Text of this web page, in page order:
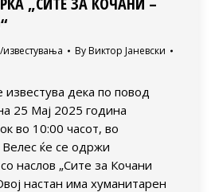
By Виктор Јаневски
дека по повод
25 Мај 2025 година
во 10:00 часот, во
Велес ќе се одржи
наслов „Сите за Кочани
настан има хуманитарен